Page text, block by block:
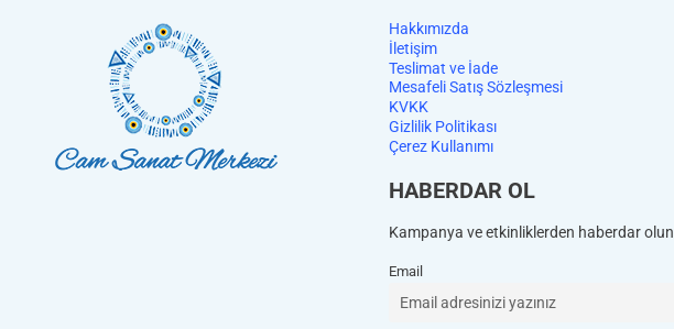
Hakkımızda
İletişim
Teslimat ve İade
Mesafeli Satış Sözleşmesi
KVKK
Gizlilik Politikası
Çerez Kullanımı
HABERDAR OL
Kampanya ve etkinliklerden haberdar olun
Email